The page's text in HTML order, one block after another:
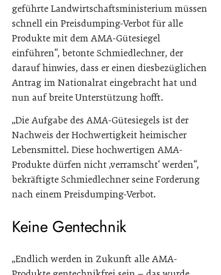
geführte Landwirtschaftsministerium müssen
schnell ein Preisdumping-Verbot für alle
Produkte mit dem AMA-Gütesiegel
einführen“, betonte Schmiedlechner, der
darauf hinwies, dass er einen diesbezüglichen
Antrag im Nationalrat eingebracht hat und
nun auf breite Unterstützung hofft.
„Die Aufgabe des AMA-Gütesiegels ist der
Nachweis der Hochwertigkeit heimischer
Lebensmittel. Diese hochwertigen AMA-
Produkte dürfen nicht ‚verramscht‘ werden“,
bekräftigte Schmiedlechner seine Forderung
nach einem Preisdumping-Verbot.
Keine Gentechnik
„Endlich werden in Zukunft alle AMA-